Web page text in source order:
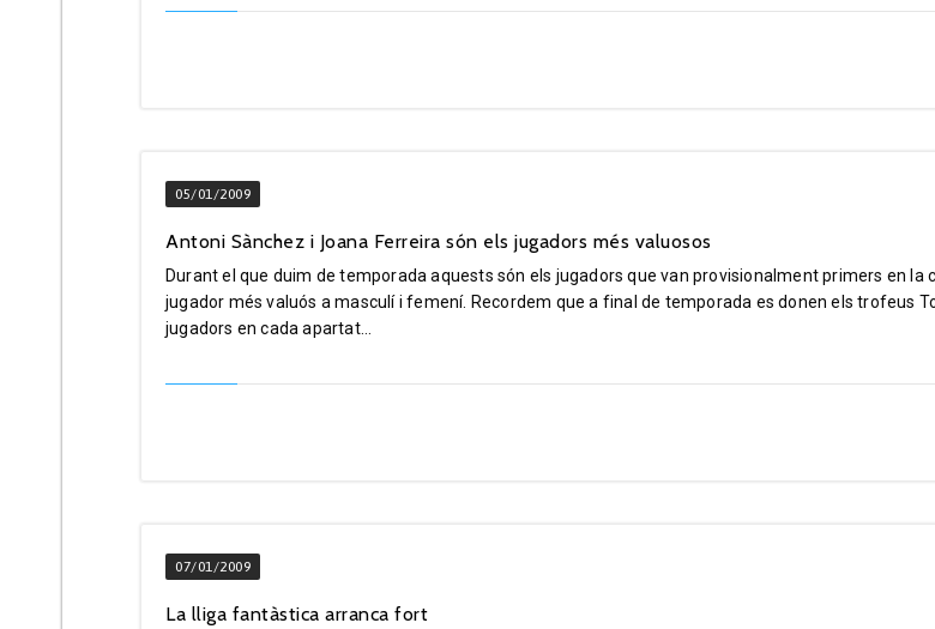
05/01/2009
Antoni Sànchez i Joana Ferreira són els jugadors més valuosos
Durant el que duim de temporada aquests són els jugadors que van provisionalment primers en la
jugador més valuós a masculí i femení. Recordem que a final de temporada es donen els trofeus
jugadors en cada apartat...
07/01/2009
La lliga fantàstica arranca fort